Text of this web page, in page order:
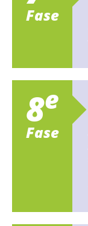
Fase
8e
Fase